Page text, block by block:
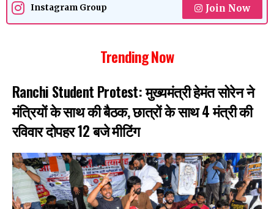
Instagram Group Join Now
Trending Now
Ranchi Student Protest: मुख्यमंत्री हेमंत सोरेन ने
मंत्रियों के साथ की बैठक, छात्रों के साथ 4 मंत्री की
रविवार दोपहर 12 बजे मीटिंग